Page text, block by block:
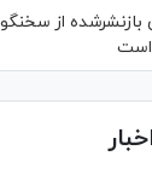
بازنشرشده از
است